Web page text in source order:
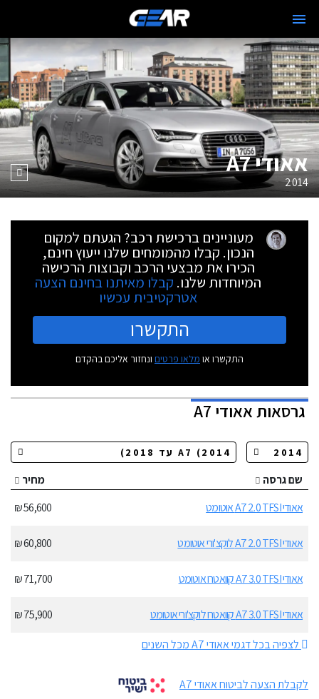
אאודי A7
2014
מעוניינים ברכישת רכב? הגעתם למקום
הנכון. קבלו מהמומחים שלנו ייעוץ חינם,
הכירו את מבצעי הרכב וקבוצות הרכישה
המיוחדות שלנו. קבלו מאיתנו בחינם הצעה
אטרקטיבית עכשיו
התקשרו
התקשרו או מלאו פרטים ונחזור אליכם בהקדם
גרסאותאאודי A7
שם גרסה
מחיר
אאודי A7 2.0 TFSI אוטומט
56,600 ₪
אאודי A7 2.0 TFSI לוקצ'ורי אוטומט 60,800 ₪
אאודי A7 3.0 TFSI קוואטרו אוטומט 71,700 ₪
אאודי A7 3.0 TFSI קוואטרו לוקצ'ורי אוטומט
75,900 ₪
לצפיה בכל דגמי אאודי A7 מכל השנים
לקבלת הצעה לביטוח אאודי A7